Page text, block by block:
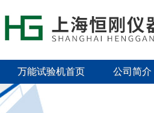
万能试验机首页 公司简介